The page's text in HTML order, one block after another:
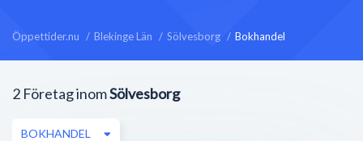
Öppettider.nu Blekinge Län Sölvesborg Bokhandel
2 Företag inomSölvesborg
BOKHANDEL